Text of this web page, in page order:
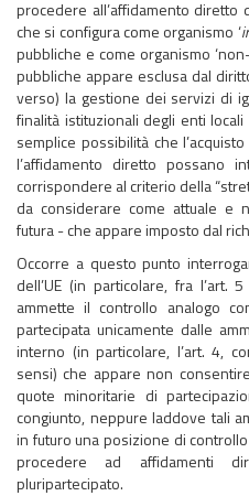
procedere all’affidamento
che si configura come organismo ‘
pubbliche e come organismo
pubbliche appare esclusa dal
verso) la gestione dei servizi di
finalità istituzionali degli enti
semplice possibilità che
l’affidamento diretto possano
corrispondere al criterio della
da considerare come attuale e
futura - che appare imposto dal
Occorre a questo punto
dell’UE (in particolare, fra l’art.
ammette il controllo analogo
partecipata unicamente dalle
interno (in particolare, l’art. 4,
sensi) che appare non
quote minoritarie di
congiunto, neppure laddove tali
in futuro una posizione di
procedere ad affidamenti
pluripartecipato.